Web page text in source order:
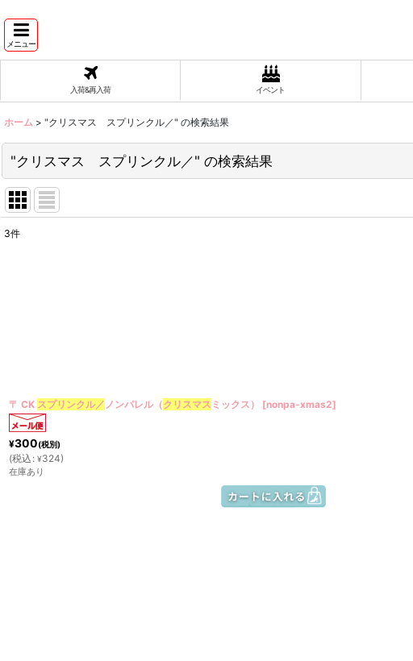
メニュー
入荷&再入荷 イベント
ホーム > "クリスマス スプリンクル／" の検索結果
"クリスマス スプリンクル／" の検索結果
3件
〒 CK スプリンクル／ ノンパレル（クリスマス ミックス） [nonpa-xmas2]
¥300(税別)
(税込 : ¥324)
在庫あり